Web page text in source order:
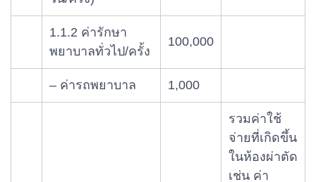
1.1.2 ค่ารักษา
พยาบาลทั่วไป/ครั้ง
100,000
– ค่ารถพยาบาล 1,000
รวมค่าใช้
จ่ายที่เกิดขึ้น
ในห้องผ่าตัด
เช่น ค่า